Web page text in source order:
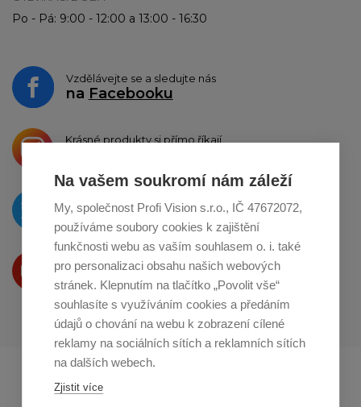
Na vašem soukromí nám záleží
My, společnost Profi Vision s.r.o., IČ 47672072,
používáme soubory cookies k zajištění
funkčnosti webu as vaším souhlasem o. i. také
pro personalizaci obsahu našich webových
stránek. Klepnutím na tlačítko „Povolit vše“
souhlasíte s využíváním cookies a předáním
údajů o chování na webu k zobrazení cílené
reklamy na sociálních sítích a reklamních sítích
na dalších webech.
Zjistit více
Po - Pá: 9:00 - 12:00 a 13:00 - 16:30
Vzdělávejte se a sledujte nás
na Facebooku
Krásné produkty si přímo říkají
O novinkách píšeme
naTwitteru
Produkty Vám představujeme
na Youtube
Profikuchar.sk